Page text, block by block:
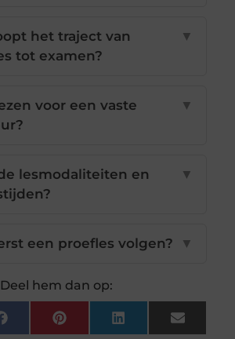
het traject van
tot examen?
▼
voor een vaste
▼
lesmodaliteiten en
▼
een proefles volgen? ▼
hem dan op:
FacebookPinterestLinkedInEmail